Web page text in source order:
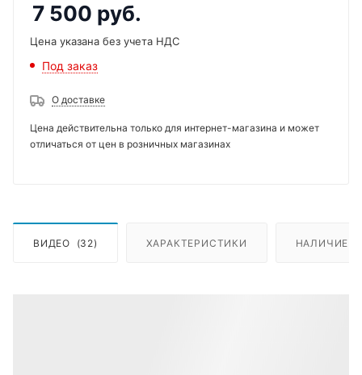
7 500 руб.
Цена указана без учета НДС
Под заказ
О доставке
Цена действительна только для интернет-магазина и может
отличаться от цен в розничных магазинах
ВИДЕО (32) ХАРАКТЕРИСТИКИ НАЛИЧИЕ